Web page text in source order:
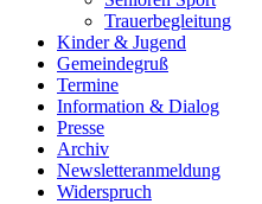
Trauerbegleitung
Kinder & Jugend
Gemeindegruß
Termine
Information & Dialog
Presse
Archiv
Newsletteranmeldung
Widerspruch